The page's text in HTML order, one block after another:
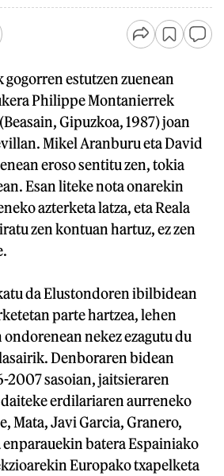
estutzen zuenean
Philippe Montanierrek
Gipuzkoa, 1987) joan
Mikel Aranburu eta David
eroso sentitu zen, tokia
Esan liteke nota onarekin
azterketa latza, eta Reala
zen kontuan hartuz, ez zen
da Elustondoren ibilbidean
parte hartzea, lehen
nekez ezagutu du
Denboraren bidean
2007 sasoian, jaitsieraren
erdilariaren aurreneko
Mata, Javi Garcia, Granero,
enparauekin batera Espainiako
Europako txapelketa